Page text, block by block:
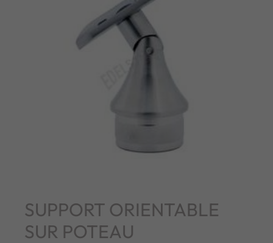
SUPPORT ORIENTABLE
SUR POTEAU